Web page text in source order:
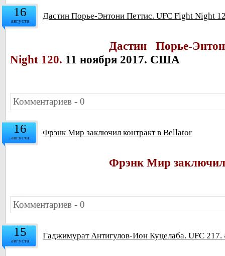
16
августа Дастин Порье-Энтони Петтис. UFC Fight Night
Дастин Порье-
Night 120. 11 ноября 2017. США
Комментариев - 0
16
августа Фрэнк Мир заключил контракт в Bellator
Фрэнк Мир
Комментариев - 0
15
августа Гаджимурат Антигулов-Ион Куцелаба. UFC